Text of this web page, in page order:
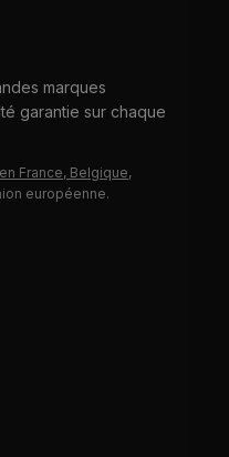
marques
garantie sur chaque
France, Belgique,
européenne.